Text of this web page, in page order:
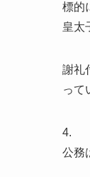
標的
皇太
謝礼
って
4.
公務